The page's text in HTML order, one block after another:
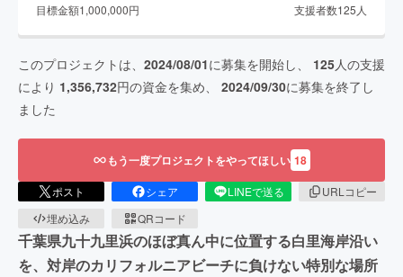
目標金額1,000,000円 支援者数125 人
このプロジェクトは、 2024/08/01に募集を開始し、 125人の支援
により 1,356,732円の資金を集め、 2024/09/30に募集を終了し
ました
もう一度プロジェクトをやってほしい 18
ポスト シェア LINEで送る
URLコピー
埋め込み
QRコード
千葉県九十九里浜のほぼ真ん中に位置する白里海岸沿い
を、対岸のカリフォルニアビーチに負けない特別な場所